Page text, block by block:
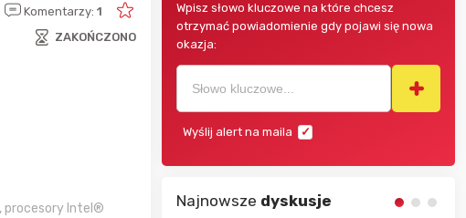
Komentarzy: 1
ZAKOŃCZONO
procesory Intel®
Wpisz słowo kluczowe na które chcesz
otrzymać powiadomienie gdy pojawi się nowa
okazja:
Wyślij alert na maila
Najnowsze dyskusje